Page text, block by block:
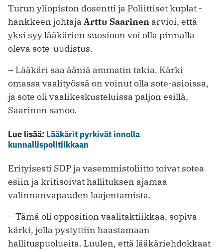
Turun yliopiston dosentti ja Poliittiset kuplat -
hankkeen johtaja Arttu Saarinen arvioi, että
yksi syy lääkärien suosioon voi olla pinnalla
oleva sote-uudistus.
– Lääkäri saa ääniä ammatin takia. Kärki
omassa vaalityössä on voinut olla sote-asioissa,
ja sote oli vaalikeskusteluissa paljon esillä,
Saarinen sanoo.
Lue lisää: Lääkärit pyrkivät innolla
kunnallispolitiikkaan
Erityisesti SDP ja vasemmistoliitto toivat sotea
esiin ja kritisoivat hallituksen ajamaa
valinnanvapauden laajentamista.
– Tämä oli opposition vaalitaktiikkaa, sopiva
kärki, jolla pystyttiin haastamaan
hallituspuolueita. Luulen, että lääkäriehdokkaat